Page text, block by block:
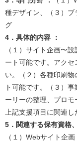
種デザイン、（３）
グ​
4．具体的内容 ：
（１）サイト企画〜
ート可能です。アク
い。（２）各種印刷
ト可能です。（３）
ーリーの整理、プロ
上記支援項目に関連し
5．関連する保有資格
（１）Webサイト企